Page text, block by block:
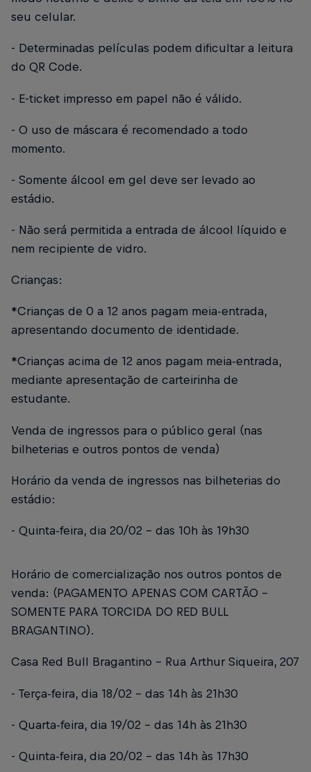
seu celular.
- Determinadas películas podem dificultar a leitura
do QR Code.
- E-ticket impresso em papel não é válido.
- O uso de máscara é recomendado a todo
momento.
- Somente álcool em gel deve ser levado ao
estádio.
- Não será permitida a entrada de álcool líquido e
nem recipiente de vidro.
Crianças:
*Crianças de 0 a 12 anos pagam meia-entrada,
apresentando documento de identidade.
*Crianças acima de 12 anos pagam meia-entrada,
mediante apresentação de carteirinha de
estudante.
Venda de ingressos para o público geral (nas
bilheterias e outros pontos de venda)
Horário da venda de ingressos nas bilheterias do
estádio:
- Quinta-feira, dia 20/02 - das 10h às 19h30
Horário de comercialização nos outros pontos de
venda: (PAGAMENTO APENAS COM CARTÃO -
SOMENTE PARA TORCIDA DO RED BULL
BRAGANTINO).
Casa Red Bull Bragantino - Rua Arthur Siqueira, 207
- Terça-feira, dia 18/02 - das 14h às 21h30
- Quarta-feira, dia 19/02 - das 14h às 21h30
- Quinta-feira, dia 20/02 - das 14h às 17h30